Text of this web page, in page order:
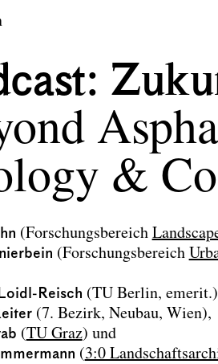
&
(Forschungsbereich
(Forschungsbereich
Reisch (TU Berlin,
(7. Bezirk, Neubau, Wien),
(TU Graz) und
(3:0